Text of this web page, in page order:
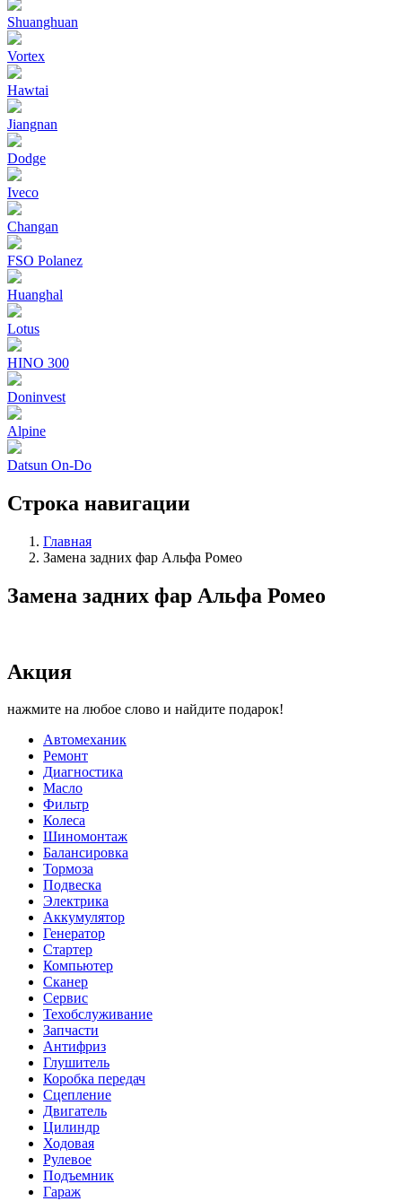
Shuanghuan
Vortex
Hawtai
Jiangnan
Dodge
Iveco
Changan
FSO Polanez
Huanghal
Lotus
HINO 300
Doninvest
Alpine
Datsun On-Do
Строка навигации
Главная
Замена задних фар Альфа Ромео
Замена задних фар Альфа Ромео
Акция
нажмите на любое слово и найдите подарок!
Автомеханик
Ремонт
Диагностика
Масло
Фильтр
Колеса
Шиномонтаж
Балансировка
Тормоза
Подвеска
Электрика
Аккумулятор
Генератор
Стартер
Компьютер
Сканер
Сервис
Техобслуживание
Запчасти
Антифриз
Глушитель
Коробка передач
Сцепление
Двигатель
Цилиндр
Ходовая
Рулевое
Подъемник
Гараж